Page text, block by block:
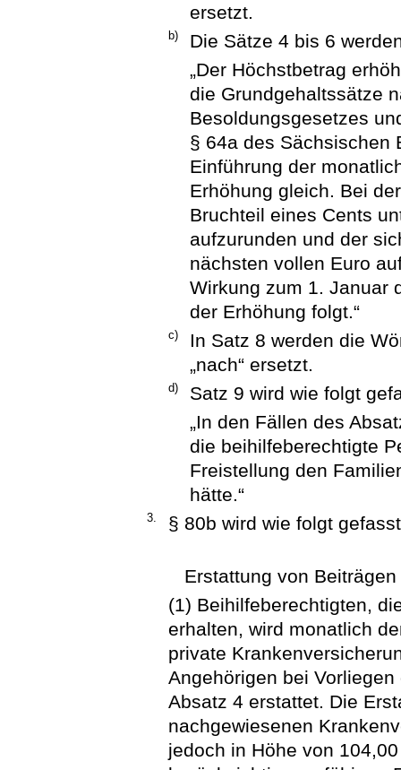
ersetzt.
b)
Die Sätze 4 bis 6
„Der Höchstbetrag
die Grundgehaltssätze
Besoldungsgesetzes
§ 64a des Sächsischen
Einführung der
Erhöhung gleich. Bei
Bruchteil eines Cents
aufzurunden und der
nächsten vollen Euro
Wirkung zum 1. Januar
der Erhöhung folgt.“
c)
In Satz 8 werden die
„nach“ ersetzt.
d)
Satz 9 wird wie folgt
„In den Fällen des
die beihilfeberechtigte
Freistellung den
hätte.“
3. § 80b wird wie folgt
Erstattung von
(1) Beihilfeberechtigten,
erhalten, wird monatlich
private
Angehörigen bei
Absatz 4 erstattet. Die
nachgewiesenen
jedoch in Höhe von